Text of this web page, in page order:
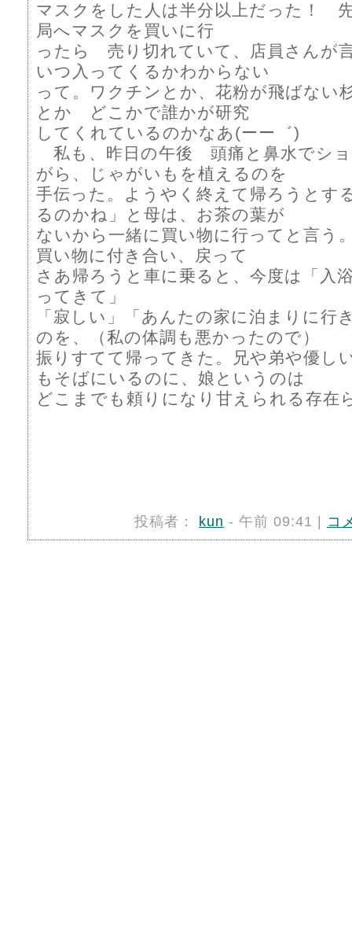
マスクをした人は半分以上だった！
局へマスクを買いに行
ったら 売り切れていて、店員さん
いつ入ってくるかわからない
って。ワクチンとか、花粉が飛ばない
とか どこかで誰かが研究
してくれているのかなあ(ーー゛)
私も、昨日の午後 頭痛と鼻水でシ
がら、じゃがいもを植えるのを
手伝った。ようやく終えて帰ろうとす
るのかね」と母は、お茶の葉が
ないから一緒に買い物に行ってと言う
買い物に付き合い、戻って
さあ帰ろうと車に乗ると、今度は「入
ってきて」
「寂しい」「あんたの家に泊まりに行
のを、（私の体調も悪かったので）
振りすてて帰ってきた。兄や弟や優し
もそばにいるのに、娘というのは
どこまでも頼りになり甘えられる存在
投稿者： kun - 午前 09:41 | コ